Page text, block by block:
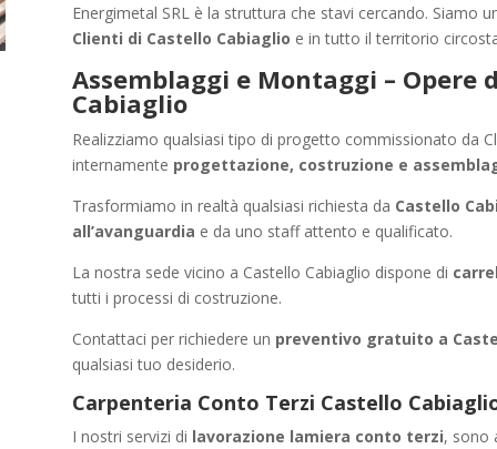
Energimetal SRL è la struttura che stavi cercando. Siamo
Clienti di Castello Cabiaglio e in tutto il territorio
Assemblaggi e Montaggi – Opere
Cabiaglio
Realizziamo qualsiasi tipo di progetto commissionato da
internamente progettazione, costruzione e
Trasformiamo in realtà qualsiasi richiesta da Castello
all’avanguardia e da uno staff attento e qualificato.
La nostra sede vicino a Castello Cabiaglio dispone di
tutti i processi di costruzione.
Contattaci per richiedere un preventivo gratuito a
qualsiasi tuo desiderio.
Carpenteria Conto Terzi Castello
I nostri servizi di lavorazione lamiera conto terzi, sono